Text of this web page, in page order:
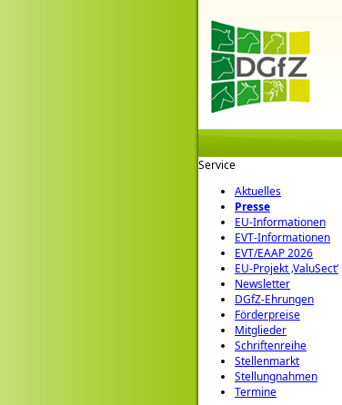
Service
Aktuelles
Presse
EU-Informationen
EVT-Informationen
EVT/EAAP 2026
EU-Projekt ‚ValuSect‘
Newsletter
DGfZ-Ehrungen
Förderpreise
Mitglieder
Schriftenreihe
Stellenmarkt
Stellungnahmen
Termine